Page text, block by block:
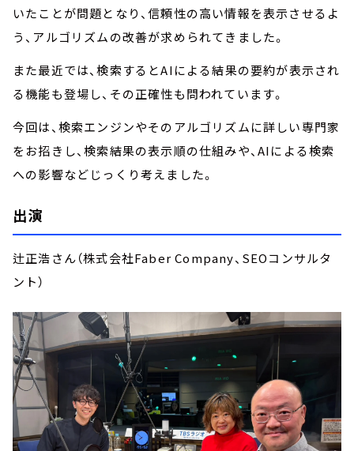
いたことが問題となり、信頼性の高い情報を表示させるよ
う、アルゴリズムの改善が求められてきました。
また最近では、検索するとAIによる結果の要約が表示され
る機能も登場し、その正確性も問われています。
今回は、検索エンジンやそのアルゴリズムに詳しい専門家
をお招きし、検索結果の表示順の仕組みや、AIによる検索
への影響などじっくり考えました。
出演
辻正浩さん（株式会社Faber Company、SEOコンサルタ
ント）